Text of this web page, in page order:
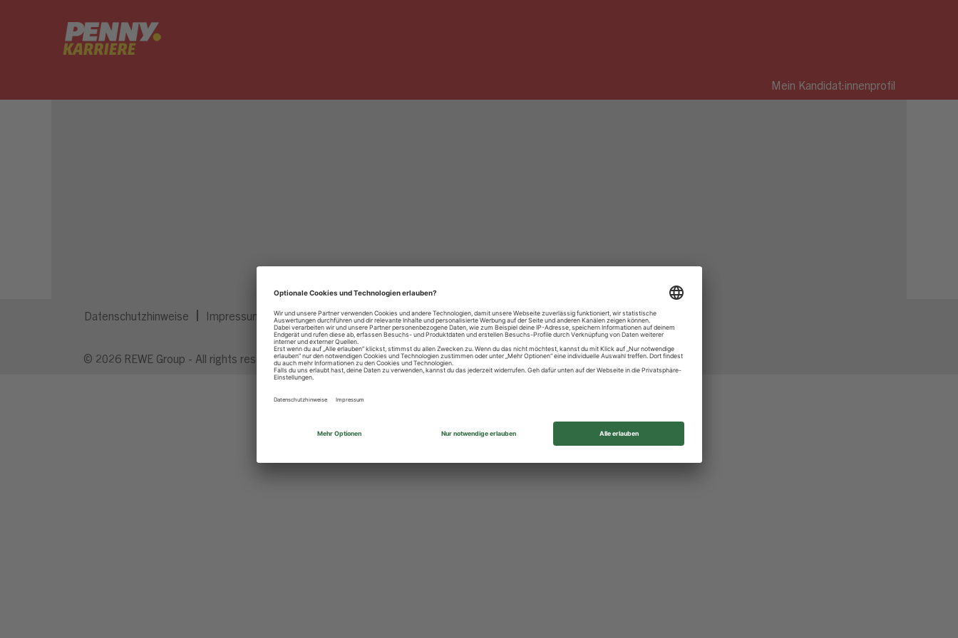
Mein Kandidat:innenprofil
Datenschutzhinweise Impressum Privatsphäre-Einstellungen
© 2026 REWE Group - All rights reserved